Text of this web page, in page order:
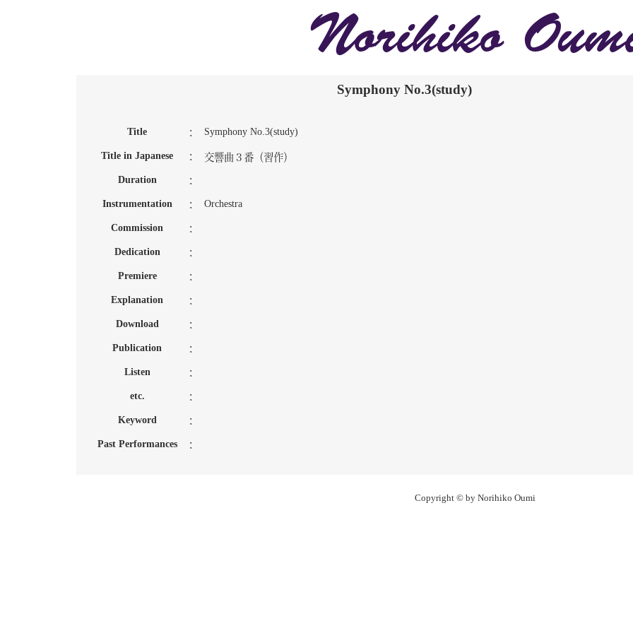
Norihiko
Symphony No.3(study)
Title ： Symphony No.3(study)
Title in Japanese ：
交響曲３番（習作）
Duration
：
Instrumentation
： Orchestra
Commission
：
Dedication
：
Premiere
：
Explanation
：
Download
：
Publication
：
Listen
：
etc.
：
Keyword
：
Past Performances
：
Copyright ©by Norihiko Oumi